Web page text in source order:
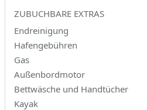
ZUBUCHBARE EXTRAS
Endreinigung
Hafengebühren
Gas
Außenbordmotor
Bettwäsche und Handtücher
Kayak